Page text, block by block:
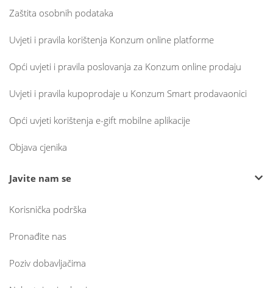
Zaštita osobnih podataka
Uvjeti i pravila korištenja Konzum online platforme
Opći uvjeti i pravila poslovanja za Konzum online prodaju
Uvjeti i pravila kupoprodaje u Konzum Smart prodavaonici
Opći uvjeti korištenja e-gift mobilne aplikacije
Objava cjenika
Javite nam se
Korisnička podrška
Pronađite nas
Poziv dobavljačima